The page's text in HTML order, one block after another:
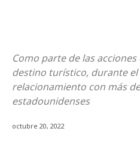
Como parte de las
destino turístico, durante
relacionamiento con más
estadounidenses
octubre 20, 2022